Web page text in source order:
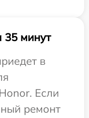
35 минут
в
Если
ремонт